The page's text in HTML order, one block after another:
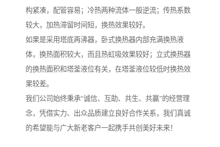
构紧凑，配管容易；冷热两种流体一般逆流；传热系数
较大，加热滞留时间短，换热效果较好。
如果是采用塔底再沸器，卧式换热器内部充满换热液
体，换热面积较大，而且热虹吸效果较好；立式换热器
的换热面积和塔釜液位有关，在塔釜液位较低时换热效
果较差。
我们公司始终秉承“诚信、互助、共生、共赢”的经营理
念，凭借实力、出众品质建立良好合作关系，我们真诚
的希望能与广大新老客户一起携手共创美好未来！